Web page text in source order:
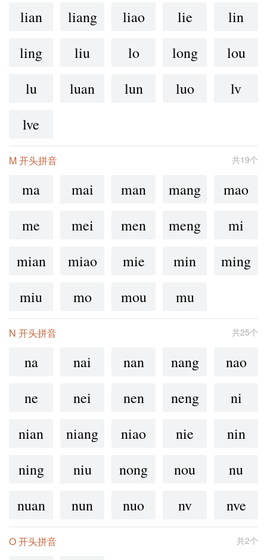
lian liang liao lie
lin
ling
liu lo long
lou
lu
luan lun luo
lv
lve
共19个
M 开头拼音
ma mai man mang
mao
me
mei men meng
mi
mian
miao mie min
ming
miu
mo mou mu
共25个
N 开头拼音
na nai nan nang
nao
ne
nei nen neng
ni
nian
niang niao nie
nin
ning
niu nong nou
nu
nuan
nun nuo nv nve
共2个
O 开头拼音